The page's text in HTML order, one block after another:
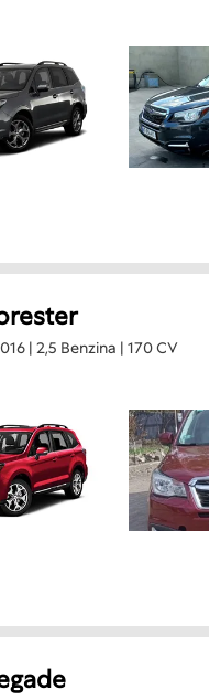
| 2,5 Benzina | 170 CV